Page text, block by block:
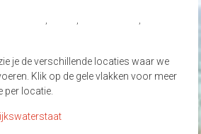
, ,
,
je de verschillende locaties waar we
Klik op de gele vlakken voor meer
per locatie.